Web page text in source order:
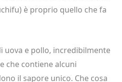
è proprio quello che fa
uova e pollo, incredibilmente
che contiene alcuni
il sapore unico. Che cosa